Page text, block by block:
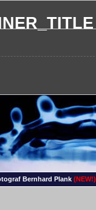
Bernhard Plank (NEW!)